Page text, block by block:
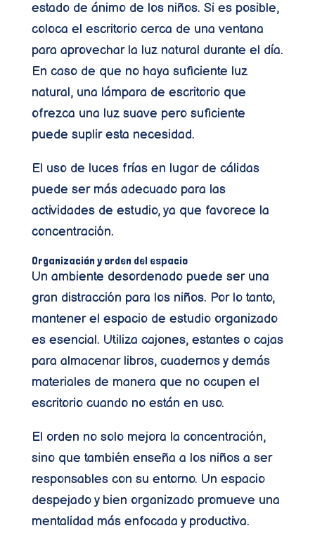
estado de ánimo de los niños. Si es posible,
coloca el escritorio cerca de una ventana
para aprovechar la luz natural durante el día.
En caso de que no haya suficiente luz
natural, una lámpara de escritorio que
ofrezca una luz suave pero suficiente
puede suplir esta necesidad.
El uso de luces frías en lugar de cálidas
puede ser más adecuado para las
actividades de estudio, ya que favorece la
concentración.
Organización y orden del espacio
Un ambiente desordenado puede ser una
gran distracción para los niños. Por lo tanto,
mantener el espacio de estudio organizado
es esencial. Utiliza cajones, estantes o cajas
para almacenar libros, cuadernos y demás
materiales de manera que no ocupen el
escritorio cuando no están en uso.
El orden no solo mejora la concentración,
sino que también enseña a los niños a ser
responsables con su entorno. Un espacio
despejado y bien organizado promueve una
mentalidad más enfocada y productiva.